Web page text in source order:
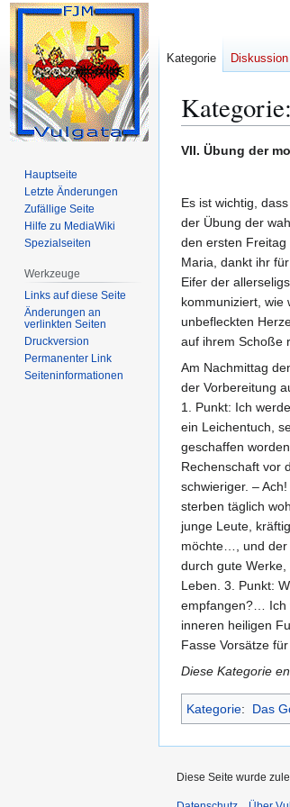
Kategorie:
Zur
Zur
VII. Übung der
Es ist wichtig,
der Übung der
den ersten Freitag
Maria, dankt ihr
Eifer der
kommuniziert, wie
unbefleckten
auf ihrem Schoße
Am Nachmittag
der Vorbereitung
1. Punkt: Ich
ein Leichentuch,
geschaffen
Rechenschaft vor
schwieriger. –
sterben täglich
junge Leute,
möchte…, und der
durch gute
Leben. 3. Punkt:
empfangen?… Ich
inneren heiligen
Fasse Vorsätze
Diese Kategorie
Kategorie: Das
Kategorie Diskussion
Hauptseite
Letzte Änderungen
Zufällige Seite
Hilfe zu MediaWiki
Spezialseiten
Werkzeuge
Links auf diese Seite
Änderungen an
verlinkten Seiten
Druckversion
Permanenter Link
Seiten­­informationen
Diese Seite wurde